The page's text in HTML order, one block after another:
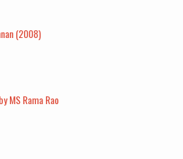
(2008)
MS Rama Rao